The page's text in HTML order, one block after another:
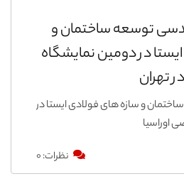
توسعه ساختمان و
در دومین نمایشگاه
تهران
و سازه های فولادی ایستا در
اوراسیا
نظرات: ۰